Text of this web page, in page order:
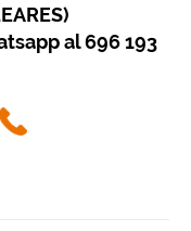
al 696 193